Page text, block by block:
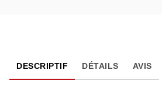
DESCRIPTIF DÉTAILS AVIS